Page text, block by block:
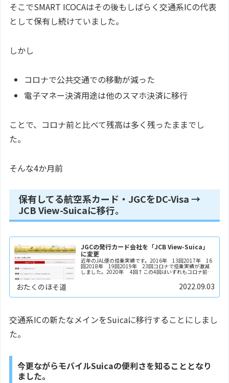
そこでSMART ICOCAはその後もしばらく交通系ICの代表
として保有し続けていました。
しかし
コロナで公共交通での移動が減った
電子マネー決済用途は他のスマホ決済に移行
ことで、コロナ前と比べて残高は多く残ったままでし
た。
そんな4か月前
保有してる航空系カード・JGCをDC-Visa →
JCB View-Suicaに移行。
JGCの発行カード会社を「JCB View-Suica」
に変更
近年のJAL便の搭乗実績です。2016年 13回2017年 16
回2018年 19回2019年 23回コロナで搭乗実績が激減
しました。2020年 4回↑この4回はいずれもコロナ前に
おたくのほそ道 2022.09.03
交通系ICの新たなメインをSuicaに移行することにしまし
た。
今更ながらモバイルSuicaの便利さを知ることとなり
ました。